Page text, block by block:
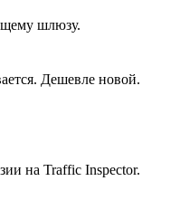
шлюзу.
Дешевле новой.
на Traffic Inspector.